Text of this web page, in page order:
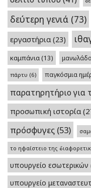
δεύτερη γενιά (73)
εργαστήρια (23)
καμπάνια(13) μανωλάδα
πάρτυ (6) παγκόσμια
παρατηρητήριο για
προσωπική ιστορία
πρόσφυγες (53)
το ηφαίστειο της
υπουργείο εσωτερικών
υπουργείο